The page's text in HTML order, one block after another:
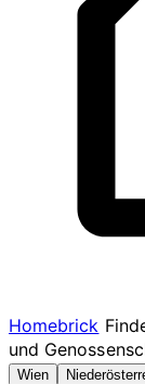
Homebrick
und
Wien